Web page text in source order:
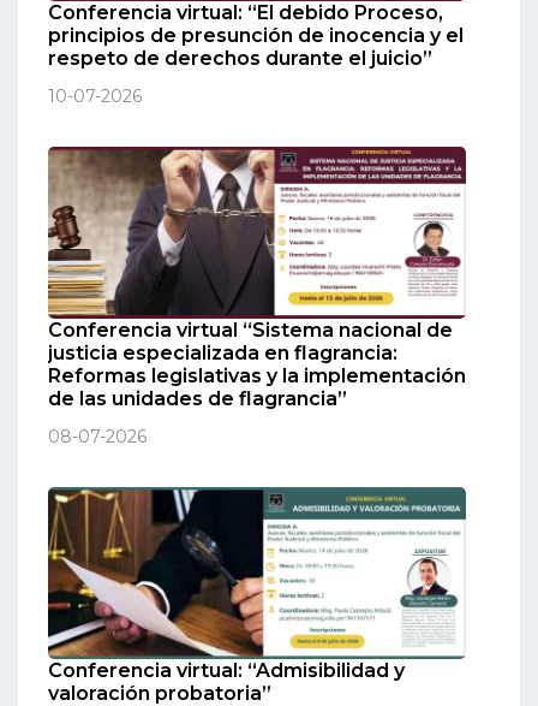
Conferencia virtual: “El debido Proceso,
principios de presunción de inocencia y el
respeto de derechos durante el juicio”
10-07-2026
Conferencia virtual “Sistema nacional de
justicia especializada en flagrancia:
Reformas legislativas y la implementación
de las unidades de flagrancia”
08-07-2026
Conferencia virtual: “Admisibilidad y
valoración probatoria”